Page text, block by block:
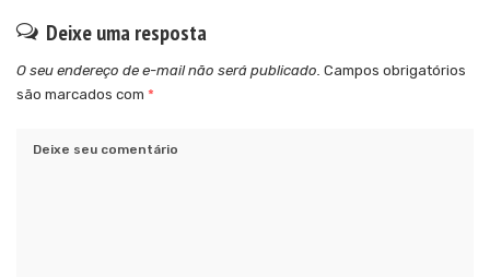
Deixe uma resposta
O seu endereço de e-mail não será publicado. Campos obrigatórios
são marcados com *